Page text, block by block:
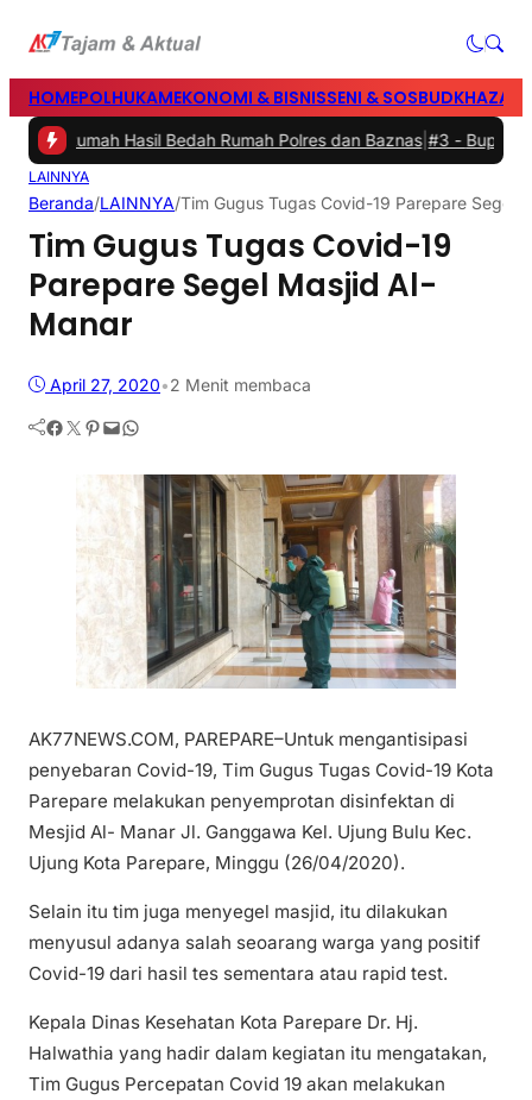
HOMEPOLHUKAMEKONOMI & BISNISSENI & SOSBUD
Rumah Hasil Bedah Rumah Polres dan Baznas|#3 -Bupati Barru
LAINNYA
Beranda/LAINNYA/Tim Gugus Tugas Covid-19 Parepare Segel
Tim Gugus Tugas Covid-19
Parepare Segel Masjid Al-
Manar
April 27, 2020•2 Menit membaca
Facebook Twitter Pinterest Mail WhatsApp
AK77NEWS.COM, PAREPARE–Untuk mengantisipasi
penyebaran Covid-19, Tim Gugus Tugas Covid-19 Kota
Parepare melakukan penyemprotan disinfektan di
Mesjid Al- Manar Jl. Ganggawa Kel. Ujung Bulu Kec.
Ujung Kota Parepare, Minggu (26/04/2020).
Selain itu tim juga menyegel masjid, itu dilakukan
menyusul adanya salah seoarang warga yang positif
Covid-19 dari hasil tes sementara atau rapid test.
Kepala Dinas Kesehatan Kota Parepare Dr. Hj.
Halwathia yang hadir dalam kegiatan itu mengatakan,
Tim Gugus Percepatan Covid 19 akan melakukan